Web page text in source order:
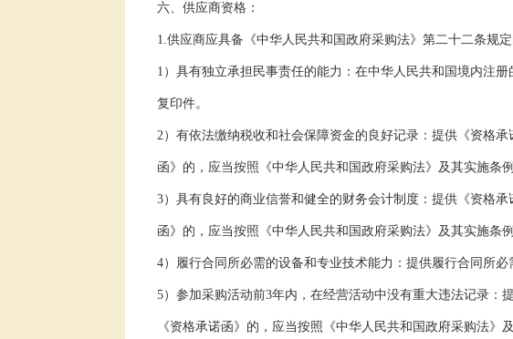
六、 供应商资格：
1.供应商应具备《中华人民共和国政府采购法》第二十二条规
1 ）具有独立承担民事责任的能力：在中华人民共和国境内注
复印件。
2）有依法缴纳税收和社会保障资金的良好记录：提供《资格
函》的，应当按照《中华人民共和国政府采购法》及其实施条
3）具有良好的商业信誉和健全的财务会计制度：提供《资格
函》的，应当按照《中华人民共和国政府采购法》及其实施条
4）履行合同所必需的设备和专业技术能力：提供履行合同所
5）参加采购活动前3年内，在经营活动中没有重大违法记录：
《资格承诺函》的，应当按照《中华人民共和国政府采购法